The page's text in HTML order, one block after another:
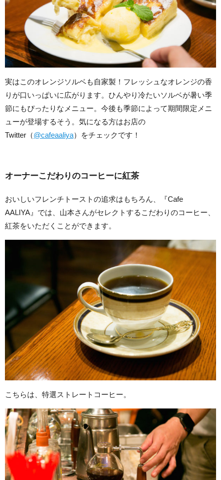
実はこのオレンジソルベも自家製！フレッシュなオレンジの香
りが口いっぱいに広がります。ひんやり冷たいソルベが暑い季
節にもぴったりなメニュー。今後も季節によって期間限定メニ
ューが登場するそう。気になる方はお店の
Twitter（@cafeaaliya）をチェックです！
オーナーこだわりのコーヒーに紅茶
おいしいフレンチトーストの追求はもちろん、『Cafe
AALIYA』では、山本さんがセレクトするこだわりのコーヒー、
紅茶をいただくことができます。
こちらは、特選ストレートコーヒー。